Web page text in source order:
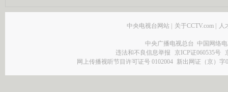
中央电视台网站 关于CCTV.com 人
中央广播电视总台 中国网络
违法和不良信息举报
京ICP证060535号
网上传播视听节目许可证号 0102004 新出网证（京）